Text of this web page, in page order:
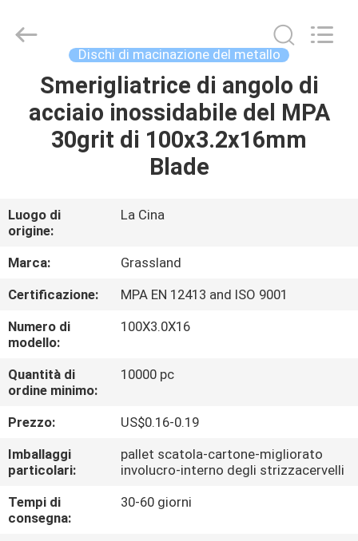
CASA
PRODOTTI
NOI
GIRO
DELLA
FABBRICA
CONTROLLO
DI
QUALITÀ
CONTATTICI
NOTIZIE
Manufacturing
Dischi di macinazione del metallo
Smerigliatrice di angolo di
acciaio inossidabile del MPA
30grit di 100x3.2x16mm
Blade
Luogo di
origine:
La Cina
Marca:
Grassland
Certificazione:
MPA EN 12413 and ISO 9001
Numero di
modello:
100X3.0X16
Quantità di
ordine minimo:
10000 pc
Prezzo:
US$0.16-0.19
Imballaggi
particolari:
pallet scatola-cartone-migliorato
involucro-interno degli strizzacervelli
Tempi di
consegna:
30-60 giorni